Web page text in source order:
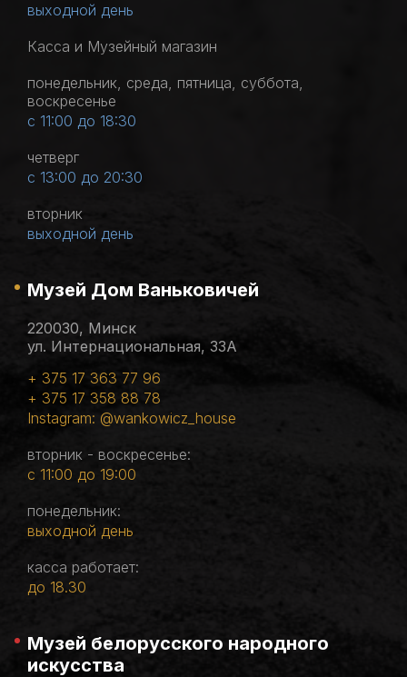
выходной день
Касса и Музейный магазин
понедельник, среда, пятница, суббота,
воскресенье
с 11:00 до 18:30
четверг
с 13:00 до 20:30
вторник
выходной день
Музей Дом Ваньковичей
220030, Минск
ул. Интернациональная, 33А
+ 375 17 363 77 96
+ 375 17 358 88 78
Instagram: @wankowicz_house
вторник - воскресенье:
с 11:00 до 19:00
понедельник:
выходной день
касса работает:
до 18.30
Музей белорусского народного
искусства